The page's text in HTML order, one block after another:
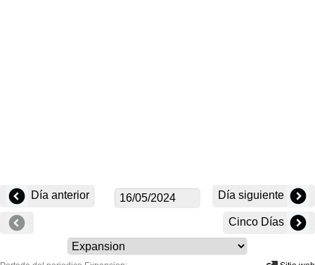
Día anterior Día siguiente
Cinco Días